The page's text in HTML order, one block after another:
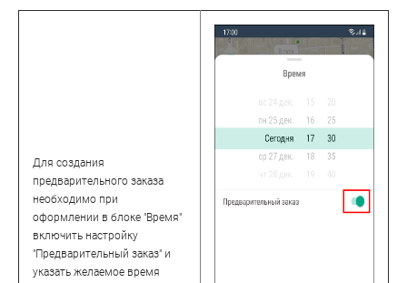
Для создания
предварительного заказа
необходимо при
оформлении в блоке "Время"
включить настройку
"Предварительный заказ" и
указать желаемое время